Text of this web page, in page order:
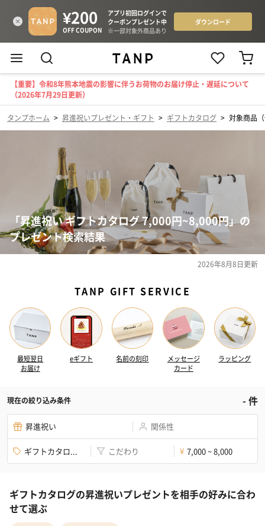
【重要】令和8年熊本地震の影響に伴うお荷物のお届け停止・遅延について
（2026年7月29日更新）
タンプホーム > 昇進祝いプレゼント・ギフト > ギフトカタログ > 対象商品
「昇進祝い ギフトカタログ 7,000円~8,000円」の
プレゼント検索結果
2026年8月8日更新
TANP GIFT SERVICE
最短翌日
お届け
eギフト 名前の刻印
メッセージ
カード
ラッピング
現在の絞り込み条件 -件
昇進祝い 関係性
ギフトカタロ... こだわり ¥ 7,000 ~ 8,000
ギフトカタログの昇進祝いプレゼントを相手の好みに合わ
せて選ぶ